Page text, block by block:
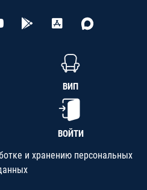
ВИП
ВОЙТИ
и хранению персональных